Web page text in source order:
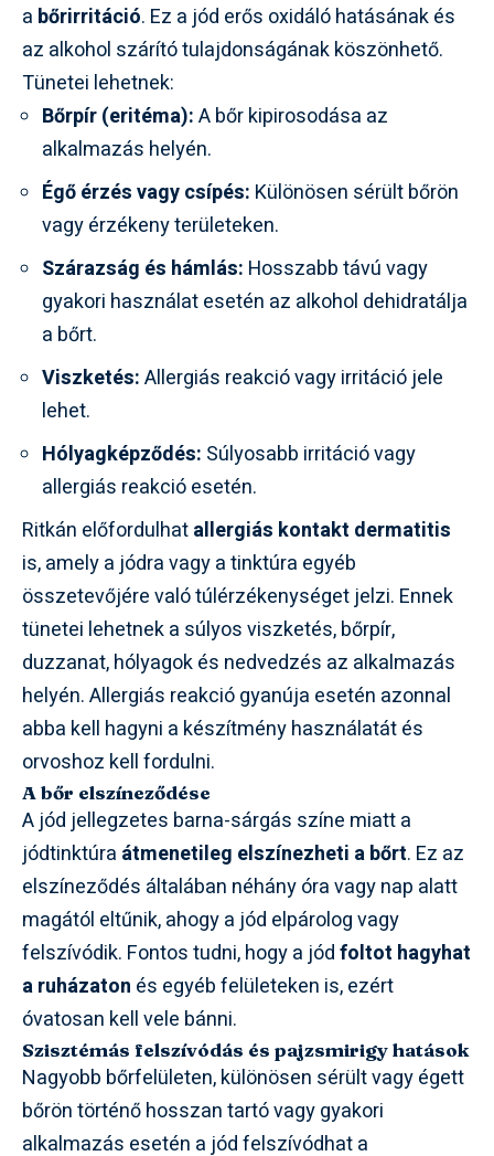
a bőrirritáció. Ez a jód erős oxidáló hatásának és
az alkohol szárító tulajdonságának köszönhető.
Tünetei lehetnek:
Bőrpír (eritéma):A bőr kipirosodása az
alkalmazás helyén.
Égő érzés vagy csípés: Különösen sérült bőrön
vagy érzékeny területeken.
Szárazság és hámlás: Hosszabb távú vagy
gyakori használat esetén az alkohol dehidratálja
a bőrt.
Viszketés:Allergiás reakció vagy irritáció jele
lehet.
Hólyagképződés: Súlyosabb irritáció vagy
allergiás reakció esetén.
Ritkán előfordulhatallergiás kontakt dermatitis
is, amely a jódra vagy a tinktúra egyéb
összetevőjére való túlérzékenységet jelzi. Ennek
tünetei lehetnek a súlyos viszketés, bőrpír,
duzzanat, hólyagok és nedvedzés az alkalmazás
helyén. Allergiás reakció gyanúja esetén azonnal
abba kell hagyni a készítmény használatát és
orvoshoz kell fordulni.
A bőr elszíneződése
A jód jellegzetes barna-sárgás színe miatt a
jódtinktúra átmenetileg elszínezheti a bőrt. Ez az
elszíneződés általában néhány óra vagy nap alatt
magától eltűnik, ahogy a jód elpárolog vagy
felszívódik. Fontos tudni, hogy a jódfoltot hagyhat
a ruházaton és egyéb felületeken is, ezért
óvatosan kell vele bánni.
Szisztémás felszívódás és pajzsmirigy hatások
Nagyobb bőrfelületen, különösen sérült vagy égett
bőrön történő hosszan tartó vagy gyakori
alkalmazás esetén a jód felszívódhat a